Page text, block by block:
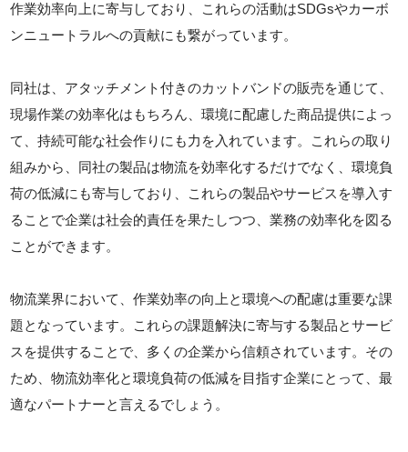
作業効率向上に寄与しており、これらの活動はSDGsやカーボ
ンニュートラルへの貢献にも繋がっています。
同社は、アタッチメント付きのカットバンドの販売を通じて、
現場作業の効率化はもちろん、環境に配慮した商品提供によっ
て、持続可能な社会作りにも力を入れています。これらの取り
組みから、同社の製品は物流を効率化するだけでなく、環境負
荷の低減にも寄与しており、これらの製品やサービスを導入す
ることで企業は社会的責任を果たしつつ、業務の効率化を図る
ことができます。
物流業界において、作業効率の向上と環境への配慮は重要な課
題となっています。これらの課題解決に寄与する製品とサービ
スを提供することで、多くの企業から信頼されています。その
ため、物流効率化と環境負荷の低減を目指す企業にとって、最
適なパートナーと言えるでしょう。